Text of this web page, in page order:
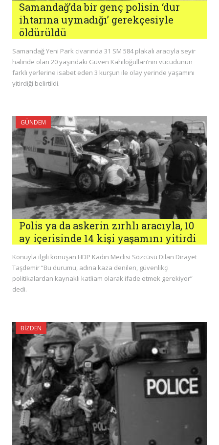
Samandağ’da bir genç polisin ‘dur
ihtarına uymadığı’ gerekçesiyle
öldürüldü
Samandağ Yeni Park civarında 31 SM 584 plakalı aracıyla seyir
halinde olan 20 yaşındaki Güven Kahiloğulları’nın vücudunun
farklı yerlerine isabet eden 3 kurşun ile olay yerinde yaşamını
yitirdiği belirtildi.
GÜNDEM
Polis ya da askerin zırhlı aracıyla, 10
ay içerisinde 14 kişi yaşamını yitirdi
Konuyla ilgili konuşan HDP Kadın Meclisi Sözcüsü Dilan Dirayet
Taşdemir “Bu durumu, adına kaza denilen, güvenlikçi
politikalardan kaynaklı katliam olarak ifade etmek gerekiyor”
dedi.
BIZDEN